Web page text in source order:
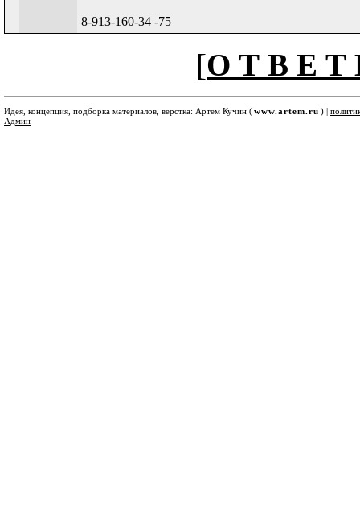
8-913-160-34 -75
[О Т В Е Т
Идея, концепция, подборка материалов, верстка: Артем Кучин (www.artem.ru ) |
Админ